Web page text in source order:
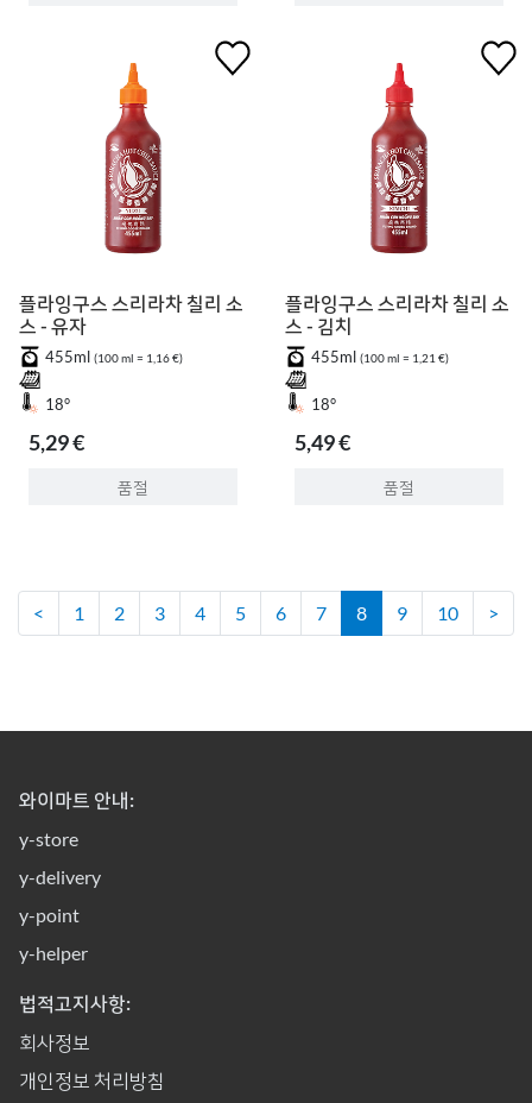
플라잉구스 스리라차 칠리 소
스 - 유자
455ml (100 ml = 1,16 €)
18°
5,29 €
품절
플라잉구스 스리라차 칠리 소
스 - 김치
455ml (100 ml = 1,21 €)
18°
5,49 €
품절
< 1 2 3 4 5 6 7 8 9 10 >
와이마트 안내:
y-store
y-delivery
y-point
y-helper
법적고지사항:
회사정보
개인정보 처리방침